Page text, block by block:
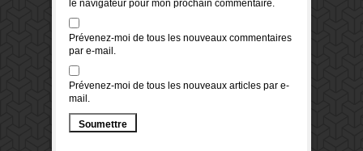
le navigateur pour mon prochain commentaire.
Prévenez-moi de tous les nouveaux commentaires
par e-mail.
Prévenez-moi de tous les nouveaux articles par e-
mail.